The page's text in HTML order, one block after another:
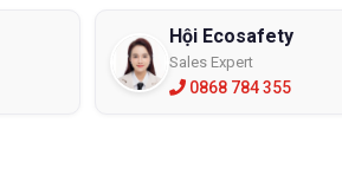
Hội Ecosafety
Sales Expert
0868 784 355